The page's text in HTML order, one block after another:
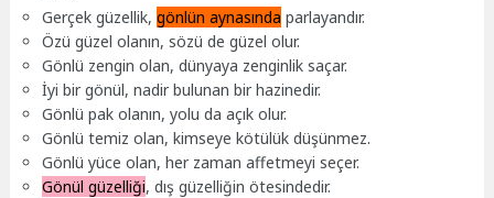
Gerçek güzellik,gönlün aynasında parlayandır.
Özü güzel olanın, sözü de güzel olur.
Gönlü zengin olan, dünyaya zenginlik saçar.
İyi bir gönül, nadir bulunan bir hazinedir.
Gönlü pak olanın, yolu da açık olur.
Gönlü temiz olan, kimseye kötülük düşünmez.
Gönlü yüce olan, her zaman affetmeyi seçer.
Gönül güzelliği, dış güzelliğin ötesindedir.